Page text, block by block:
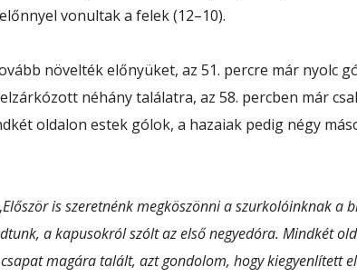
vonultak a felek (12–10).
növelték előnyüket, az 51. percre már nyolc
néhány találatra, az 58. percben már
oldalon estek gólok, a hazaiak pedig négy
Először is szeretnénk megköszönni a szurkolóinknak a
a kapusokról szólt az első negyedóra. Mindkét
magára talált, azt gondolom, hogy kiegyenlített